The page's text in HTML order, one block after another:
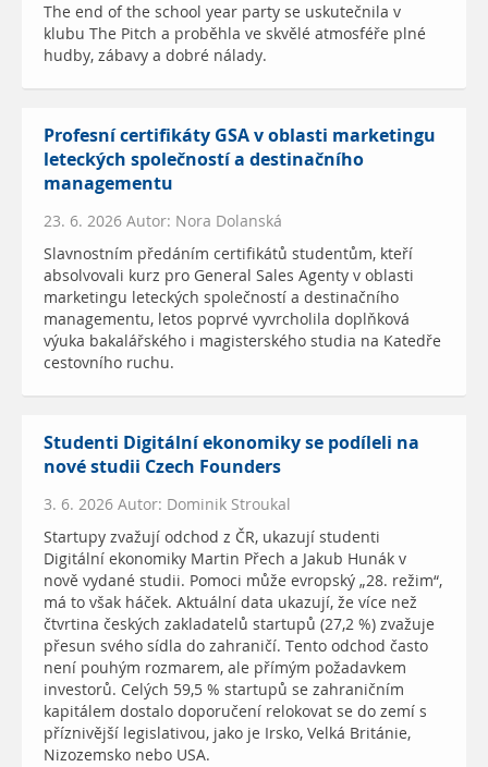
The end of the school year party se uskutečnila v
klubu The Pitch a proběhla ve skvělé atmosféře plné
hudby, zábavy a dobré nálady.
Profesní certifikáty GSA v oblasti marketingu
leteckých společností a destinačního
managementu
23. 6. 2026 Autor: Nora Dolanská
Slavnostním předáním certifikátů studentům, kteří
absolvovali kurz pro General Sales Agenty v oblasti
marketingu leteckých společností a destinačního
managementu, letos poprvé vyvrcholila doplňková
výuka bakalářského i magisterského studia na Katedře
cestovního ruchu.
Studenti Digitální ekonomiky se podíleli na
nové studii Czech Founders
3. 6. 2026 Autor: Dominik Stroukal
Startupy zvažují odchod z ČR, ukazují studenti
Digitální ekonomiky Martin Přech a Jakub Hunák v
nově vydané studii. Pomoci může evropský „28. režim“,
má to však háček. Aktuální data ukazují, že více než
čtvrtina českých zakladatelů startupů (27,2 %) zvažuje
přesun svého sídla do zahraničí. Tento odchod často
není pouhým rozmarem, ale přímým požadavkem
investorů. Celých 59,5 % startupů se zahraničním
kapitálem dostalo doporučení relokovat se do zemí s
příznivější legislativou, jako je Irsko, Velká Británie,
Nizozemsko nebo USA.